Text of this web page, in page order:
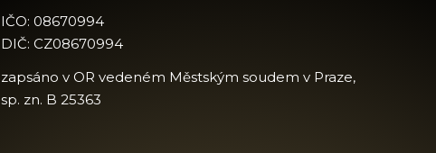
IČO: 08670994
DIČ: CZ08670994
zapsáno v OR vedeném Městským soudem v Praze,
sp. zn. B 25363